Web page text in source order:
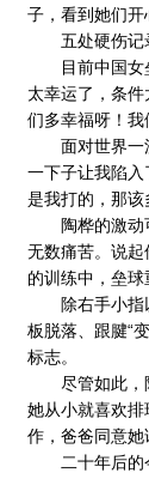
子，看到她们开
五处硬伤记
目前中国女垒
太幸运了，条
们多幸福呀！我
面对世界一流
一下子让我陷
是我打的，那该
陶桦的激动可
无数痛苦。说
的训练中，垒球
除右手小指以
板脱落、跟腱“
标志。
尽管如此，陶
她从小就喜欢
作，爸爸同意她
二十年后的今